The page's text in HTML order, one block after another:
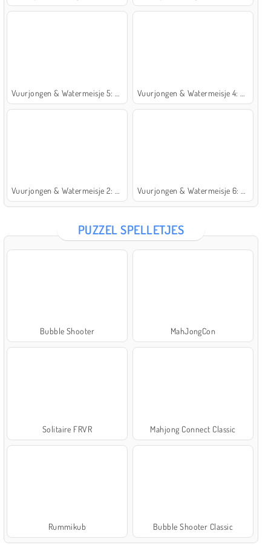
PUZZEL SPELLETJES
Bubble Shooter MahJongCon
Solitaire FRVR Mahjong Connect Classic
Rummikub Bubble Shooter Classic